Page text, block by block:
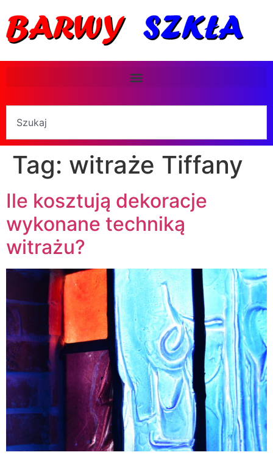
Tag: witraże Tiffany
Ile kosztują dekoracje
wykonane techniką
witrażu?